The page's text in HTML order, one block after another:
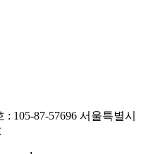
: 105-87-57696 서울특별시